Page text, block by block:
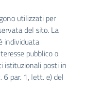
utilizzati per
del sito. La
individuata
pubblico o
istituzionali posti in
6 par. 1, lett. e) del